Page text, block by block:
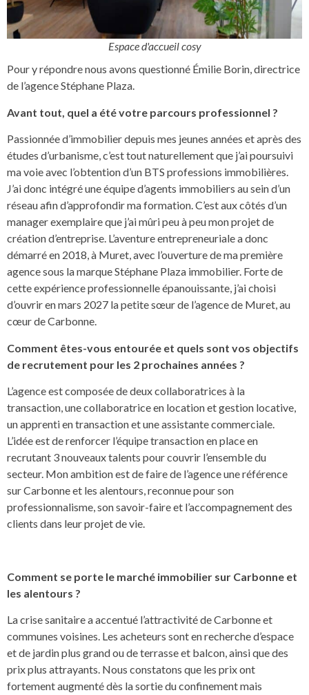
Espace d'accueil cosy
Pour y répondre nous avons questionné Émilie Borin, directrice
de l’agence Stéphane Plaza.
Avant tout, quel a été votre parcours professionnel ?
Passionnée d’immobilier depuis mes jeunes années et après des
études d’urbanisme, c’est tout naturellement que j’ai poursuivi
ma voie avec l’obtention d’un BTS professions immobilières.
J’ai donc intégré une équipe d’agents immobiliers au sein d’un
réseau afin d’approfondir ma formation. C’est aux côtés d’un
manager exemplaire que j’ai mûri peu à peu mon projet de
création d’entreprise. L’aventure entrepreneuriale a donc
démarré en 2018, à Muret, avec l’ouverture de ma première
agence sous la marque Stéphane Plaza immobilier. Forte de
cette expérience professionnelle épanouissante, j’ai choisi
d’ouvrir en mars 2027 la petite sœur de l’agence de Muret, au
cœur de Carbonne.
Comment êtes-vous entourée et quels sont vos objectifs
de recrutement pour les 2 prochaines années ?
L’agence est composée de deux collaboratrices à la
transaction, une collaboratrice en location et gestion locative,
un apprenti en transaction et une assistante commerciale.
L’idée est de renforcer l’équipe transaction en place en
recrutant 3 nouveaux talents pour couvrir l’ensemble du
secteur. Mon ambition est de faire de l’agence une référence
sur Carbonne et les alentours, reconnue pour son
professionnalisme, son savoir-faire et l’accompagnement des
clients dans leur projet de vie.
Comment se porte le marché immobilier sur Carbonne et
les alentours ?
La crise sanitaire a accentué l’attractivité de Carbonne et
communes voisines. Les acheteurs sont en recherche d’espace
et de jardin plus grand ou de terrasse et balcon, ainsi que des
prix plus attrayants. Nous constatons que les prix ont
fortement augmenté dès la sortie du confinement mais